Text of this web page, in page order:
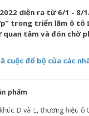
diễn ra từ 6/1 - 8/
trong triển lãm ô tô
tâm và đón chờ
cuộc đổ bộ của các
phẩm
D và E, thương hiệu